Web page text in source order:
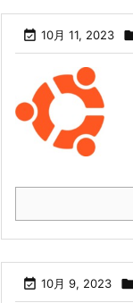
 10月 11, 2023
 10月 9, 2023